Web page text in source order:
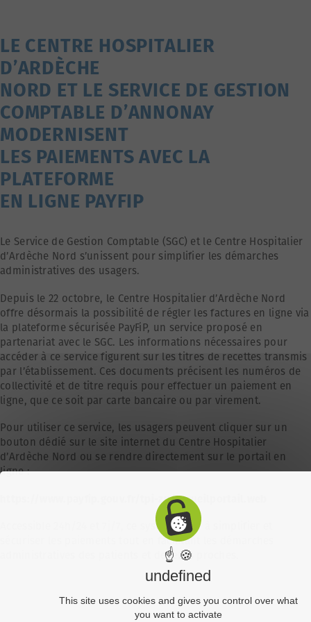
LE CENTRE HOSPITALIER
D’ARDÈCHE
NORD ET LE SERVICE DE GESTION
COMPTABLE D’ANNONAY
MODERNISENT
LES PAIEMENTS AVEC LA
PLATEFORME
EN LIGNE PAYFIP
Le Service de Gestion Comptable (SGC) et le Centre Hospitalier
d’Ardèche Nord s’unissent pour simplifier les démarches
administratives des usagers.
Depuis le 22 octobre, le Centre Hospitalier d’Ardèche Nord
offre désormais la possibilité de régler les factures en ligne via
la plateforme sécurisée PayFiP, un service proposé en
partenariat avec le SGC. Les informations nécessaires pour
accéder à ce service figurent sur les titres de recettes transmis
par l’établissement. Ces documents précisent les numéros de
collectivité et de titre requis pour effectuer un paiement en
ligne, que ce soit par carte bancaire ou par virement.
Pour utiliser ce service, les usagers peuvent cliquer sur un
bouton dédié sur le site internet du Centre Hospitalier
d’Ardèche Nord ou se rendre directement sur le portail en
ligne :
https://www.payfip.gouv.fr/tpi-zu/accueilportail.web
Accessible 24h/24 et 7j/7, ce système vise à simplifier et
sécuriser les paiements tout en facilitant les démarches
administratives des patients et de leurs proches.
☝ 🍪
undefined
This site uses cookies and gives you control over what
you want to activate